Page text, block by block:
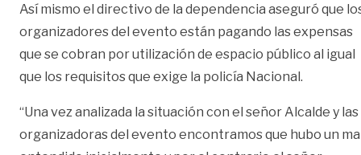
Así mismo el directivo de la dependencia aseguró que
organizadores del evento están pagando las expensas
que se cobran por utilización de espacio público al igual
que los requisitos que exige la policía Nacional.
“Una vez analizada la situación con el señor Alcalde y las
organizadoras del evento encontramos que hubo un